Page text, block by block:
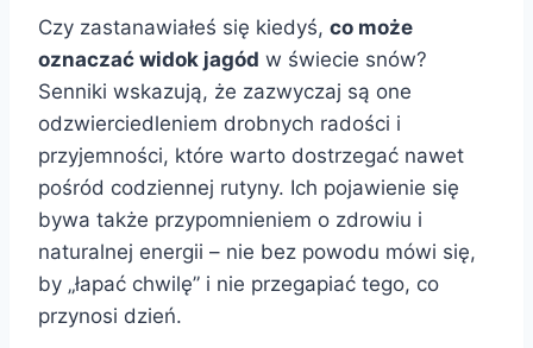
Czy zastanawiałeś się kiedyś, co może
oznaczać widok jagód w świecie snów?
Senniki wskazują, że zazwyczaj są one
odzwierciedleniem drobnych radości i
przyjemności, które warto dostrzegać nawet
pośród codziennej rutyny. Ich pojawienie się
bywa także przypomnieniem o zdrowiu i
naturalnej energii – nie bez powodu mówi się,
by „łapać chwilę” i nie przegapiać tego, co
przynosi dzień.